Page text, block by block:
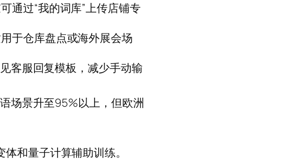
通过“我的词库”上传店铺专
于仓库盘点或海外展会场
客服回复模板，减少手动输
场景升至95%以上，但欧洲
和量子计算辅助训练。